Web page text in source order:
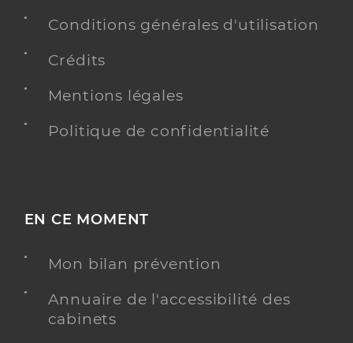
Conditions générales d'utilisation
Crédits
Mentions légales
Politique de confidentialité
EN CE MOMENT
Mon bilan prévention
Annuaire de l'accessibilité des
cabinets